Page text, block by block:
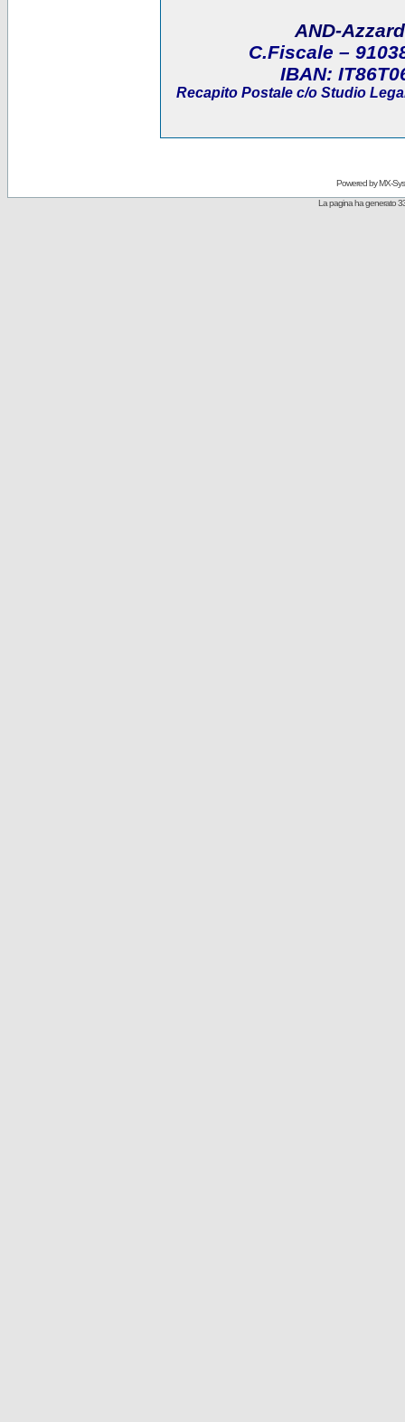
AND-
C.Fiscale –
IBAN:
Recapito Postale c/o Studio
Powered byMX-
La pagina ha generato